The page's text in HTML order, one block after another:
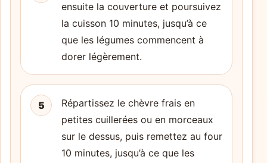
ensuite la couverture et poursuivez
la cuisson 10 minutes, jusqu’à ce
que les légumes commencent à
dorer légèrement.
5
Répartissez le chèvre frais en
petites cuillerées ou en morceaux
sur le dessus, puis remettez au four
10 minutes, jusqu’à ce que les